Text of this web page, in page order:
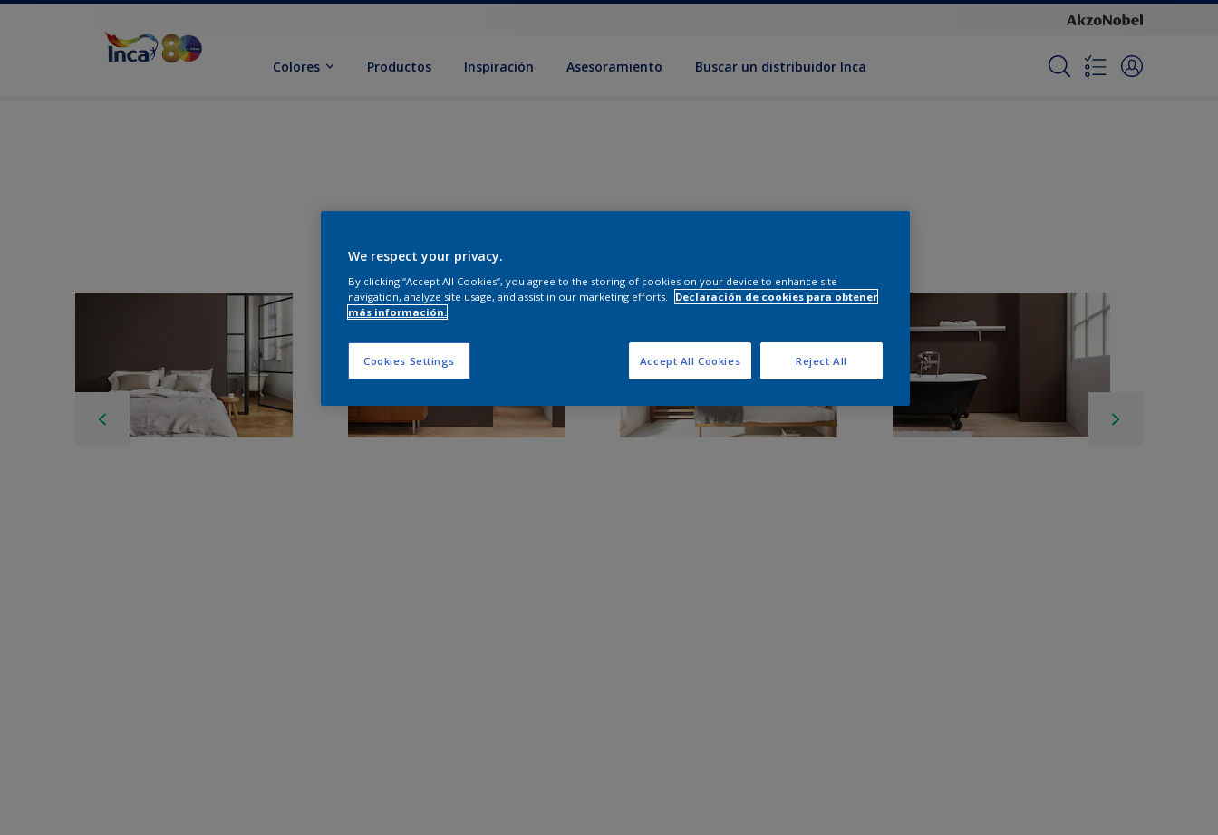
Colores Productos Inspiración Asesoramiento Buscar un distribuidor Inca
We respect your privacy.
By clicking “Accept All Cookies”, you agree to the storing of cookies on your device to enhance site
navigation, analyze site usage, and assist in our marketing efforts.
Declaración de cookies para obtener
más información.
Cookies Settings Reject All
Accept All Cookies